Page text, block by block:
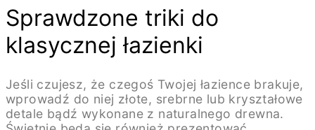
Sprawdzone triki do
klasycznej łazienki
Jeśli czujesz, że czegoś Twojej łazience brakuje,
wprowadź do niej złote, srebrne lub kryształowe
detale bądź wykonane z naturalnego drewna.